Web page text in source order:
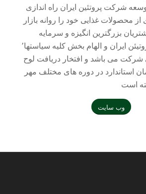
شرکت پروتئین ایران راه اندازی
محصولات غذایی خود را روانه بازار
بزرگترین انگیزه و سرمایه
مجموعه شرکت پروتیئن ایران و الهام بخش کلیه سیاستها٬
می باشد و افتخار دریافت لوح
استاندارد در دوره های مختلف مهر
است
وب سایت